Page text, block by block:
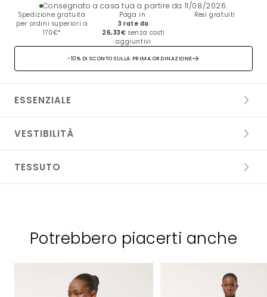
-10% DI SCONTO SULLA PRIMA ORDINAZIONE
Consegnato a casa tua a partire da 11/08/2026.
Spedizione gratuita
per ordini superiori a
170€*
Paga in
3 rate da
26,33€ senza costi
aggiuntivi
Resi gratuiti
ESSENZIALE
VESTIBILITÀ
TESSUTO
Potrebbero piacerti anche